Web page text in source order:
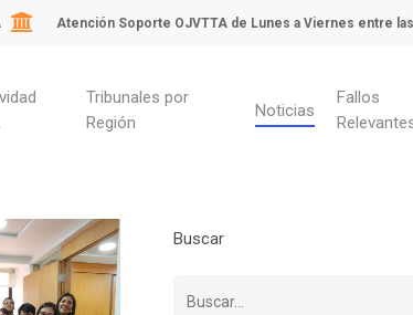
Atención Soporte OJVTTA de Lunes a Viernes entre las
Tribunales por
Región
Noticias
Fallos
Buscar